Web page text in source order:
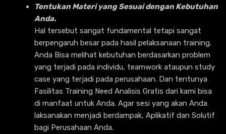
Tentukan Materi yang Sesuai dengan Kebutuhan
Anda.
Hal tersebut sangat fundamental tetapi sangat
berpengaruh besar pada hasil pelaksanaan training.
Anda Bisa melihat kebutuhan berdasarkan problem
yang terjadi pada individu, teamwork ataupun study
case yang terjadi pada perusahaan. Dan tentunya
Fasilitas Training Need Analisis Gratis dari kami bisa
di manfaat untuk Anda. Agar sesi yang akan Anda
laksanakan menjadi berdampak, Aplikatif dan Solutif
bagi Perusahaan Anda.